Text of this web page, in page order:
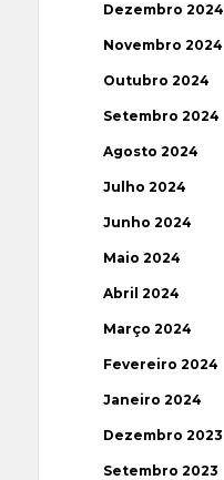
Dezembro 2024
Novembro 2024
Outubro 2024
Setembro 2024
Agosto 2024
Julho 2024
Junho 2024
Maio 2024
Abril 2024
Março 2024
Fevereiro 2024
Janeiro 2024
Dezembro 2023
Setembro 2023